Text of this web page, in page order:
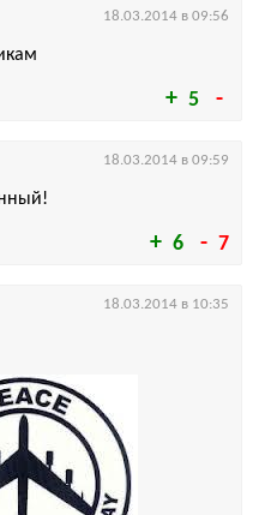
5
18.03.2014 в 09:56
6 7
18.03.2014 в 09:59
18.03.2014 в 10:35